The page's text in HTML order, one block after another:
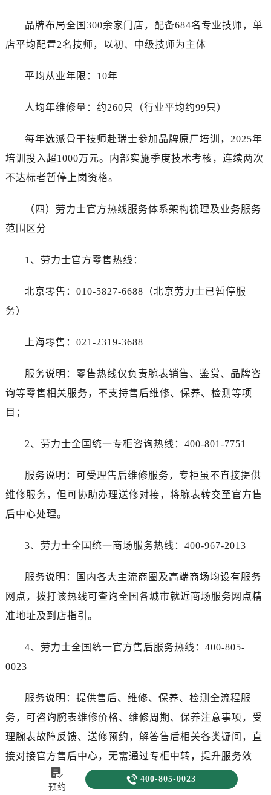
品牌布局全国300余家门店，配备684名专业技师，单
店平均配置2名技师，以初、中级技师为主体
平均从业年限：10年
人均年维修量：约260只（行业平均约99只）
每年选派骨干技师赴瑞士参加品牌原厂培训，2025年
培训投入超1000万元。内部实施季度技术考核，连续两次
不达标者暂停上岗资格。
（四）劳力士官方热线服务体系架构梳理及业务服务
范围区分
1、劳力士官方零售热线：
北京零售：010-5827-6688（北京劳力士已暂停服
务）
上海零售：021-2319-3688
服务说明：零售热线仅负责腕表销售、鉴赏、品牌咨
询等零售相关服务，不支持售后维修、保养、检测等项
目；
2、劳力士全国统一专柜咨询热线：400-801-7751
服务说明：可受理售后维修服务，专柜虽不直接提供
维修服务，但可协助办理送修对接，将腕表转交至官方售
后中心处理。
3、劳力士全国统一商场服务热线：400-967-2013
服务说明：国内各大主流商圈及高端商场均设有服务
网点，拨打该热线可查询全国各城市就近商场服务网点精
准地址及到店指引。
4、劳力士全国统一官方售后服务热线：400-805-
0023
服务说明：提供售后、维修、保养、检测全流程服
务，可咨询腕表维修价格、维修周期、保养注意事项，受
理腕表故障反馈、送修预约，解答售后相关各类疑问，直
接对接官方售后中心，无需通过专柜中转，提升服务效

预约
 400-805-0023